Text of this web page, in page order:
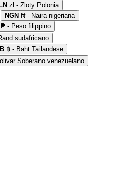
zł - Zloty Polonia
NGN ₦ - Naira nigeriana
₱ - Peso filippino
sudafricano
฿ - Baht Tailandese
Soberano venezuelano